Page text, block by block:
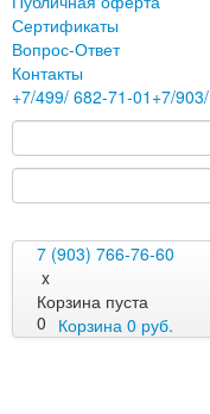
Сертификаты
Вопрос-Ответ
Контакты
+7/499/ 682-71-01 +7/903/
7 (903) 766-76-60
x
Корзина пуста
0 Корзина 0 руб.